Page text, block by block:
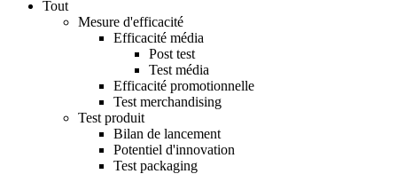
Tout
Mesure d'efficacité
Efficacité média
Post test
Test média
Efficacité promotionnelle
Test merchandising
Test produit
Bilan de lancement
Potentiel d'innovation
Test packaging